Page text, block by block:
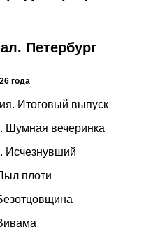
Петербург
года
Итоговый выпуск
Шумная вечеринка
Исчезнувший
плоти